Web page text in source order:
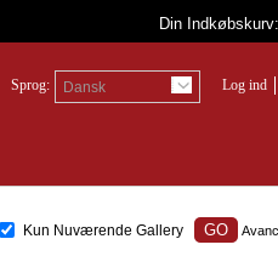
Din
Dansk
Sprog: Log ind
Kun Nuværende Gallery